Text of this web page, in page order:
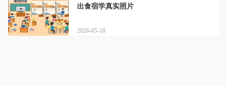
出食宿学真实照片
2026-05-18